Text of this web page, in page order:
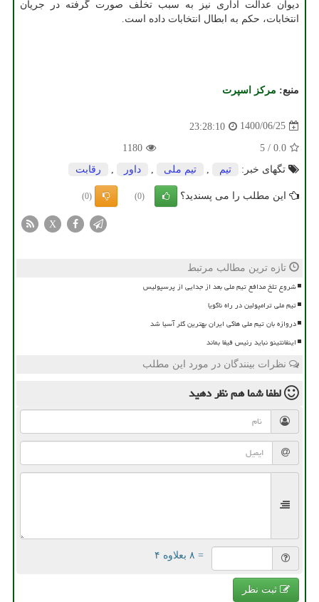
دیوان عدالت اداری نیز به سبب تخلف صورت گرفته در جریان
انتخابات، حکم به ابطال انتخابات داده است.
منبع: مركز اسپرت
1400/06/25
23:28:10
0.0
/
5
1180
تگهای خبر:
تیم تیم ملی داور رقابت
این مطلب را می پسندید؟ (0)
(0)
X
تازه ترین مطالب مرتبط
شروع تلخ مدافع تیم ملی بعد از جدایی از پرسپولیس
تیم ملی ترامپولین در راه ناگویا
دروازه بان تیم ملی هاکی ایران بهترین گلر آسیا شد
اینفانتینو نباید رئیس فیفا بماند
نظرات بینندگان در مورد این مطلب
لطفا شما همنظر دهید
= ۸ بعلاوه ۴
ثبت نظر